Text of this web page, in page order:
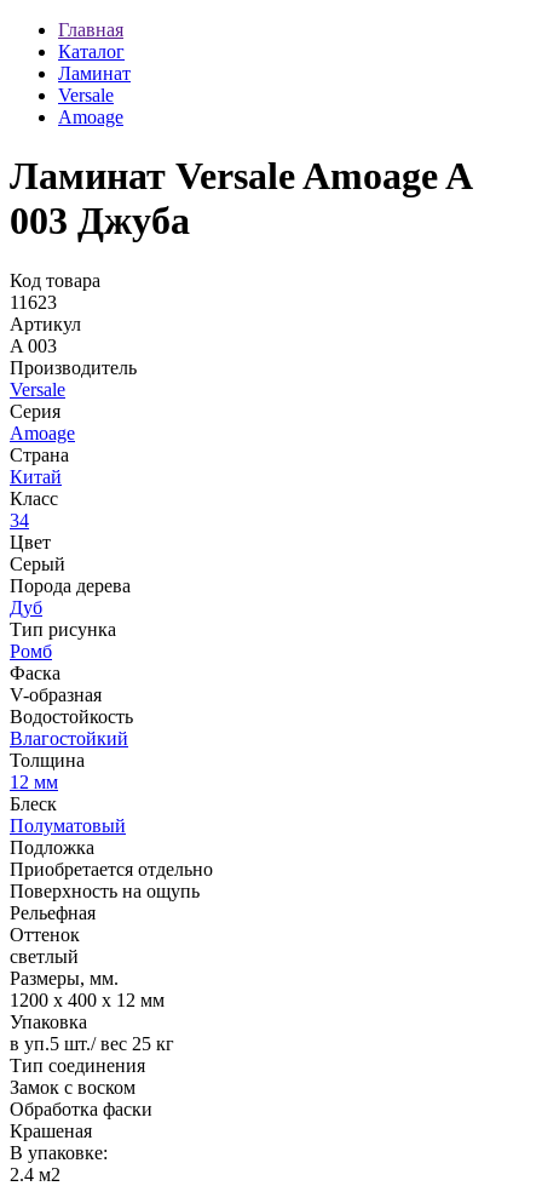
Главная
Каталог
Ламинат
Versale
Amoage
Ламинат Versale Amoage A
003 Джуба
Код товара
11623
Артикул
A 003
Производитель
Versale
Серия
Amoage
Страна
Китай
Класс
34
Цвет
Серый
Порода дерева
Дуб
Тип рисунка
Ромб
Фаска
V-образная
Водостойкость
Влагостойкий
Толщина
12 мм
Блеск
Полуматовый
Подложка
Приобретается отдельно
Поверхность на ощупь
Рельефная
Оттенок
светлый
Размеры, мм.
1200 х 400 х 12 мм
Упаковка
в уп.5 шт./ вес 25 кг
Тип соединения
Замок с воском
Обработка фаски
Крашеная
В упаковке:
2.4 м2